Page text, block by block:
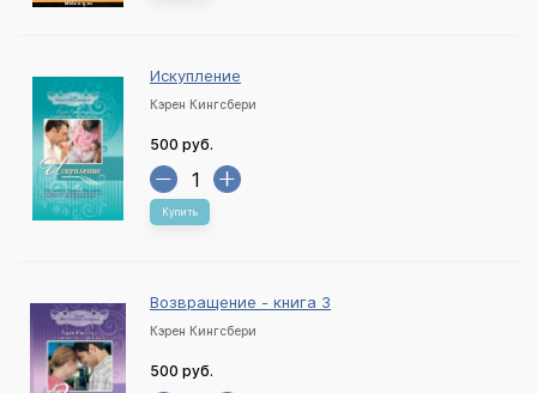
Искупление
Кэрен Кингсбери
500 руб.
Купить
Возвращение - книга 3
Кэрен Кингсбери
500 руб.